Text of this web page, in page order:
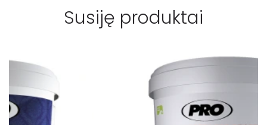
Susiję produktai